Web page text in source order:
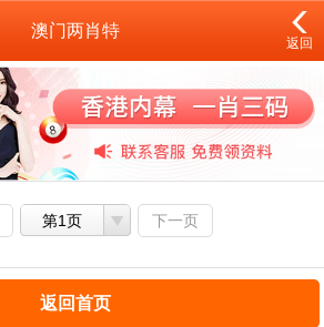
澳门两肖特
返回
第1页 下一页
返回首页